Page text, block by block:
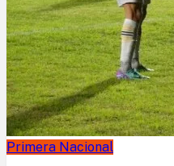
Primera Nacional